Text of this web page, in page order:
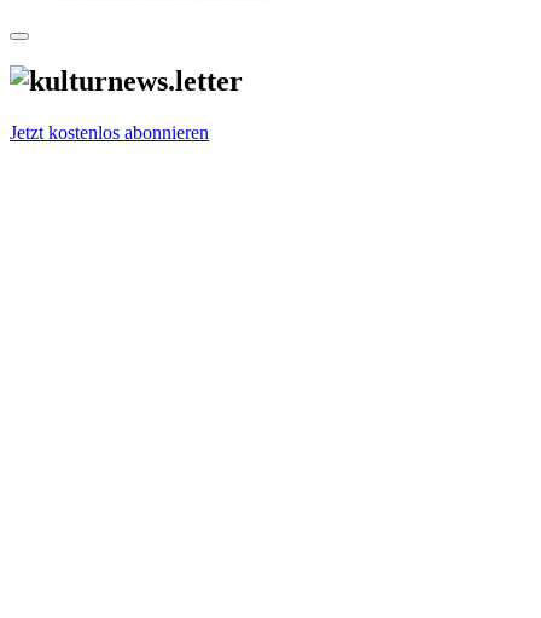
Jetzt kostenlos abonnieren